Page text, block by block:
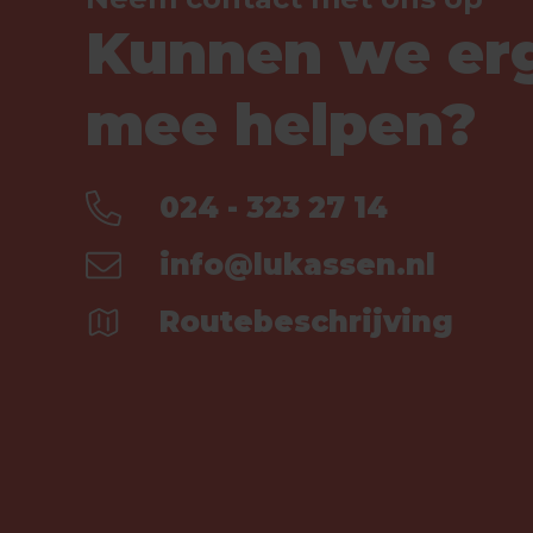
Kunnen we
mee helpen?
024 - 323 27 14
info@lukassen.nl
Routebeschrijving